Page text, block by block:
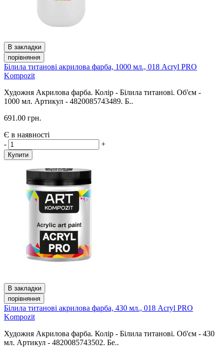
В закладки
порівняння
Білила титанові акрилова фарба, 1000 мл., 018 Acryl PRO
Kompozit
Художня Акрилова фарба. Колір - Білила титанові. Об'єм -
1000 мл. Артикул - 4820085743489. Б..
691.00 грн.
Є в наявності
-
+
Купити
В закладки
порівняння
Білила титанові акрилова фарба, 430 мл., 018 Acryl PRO
Kompozit
Художня Акрилова фарба. Колір - Білила титанові. Об'єм - 430
мл. Артикул - 4820085743502. Бе..